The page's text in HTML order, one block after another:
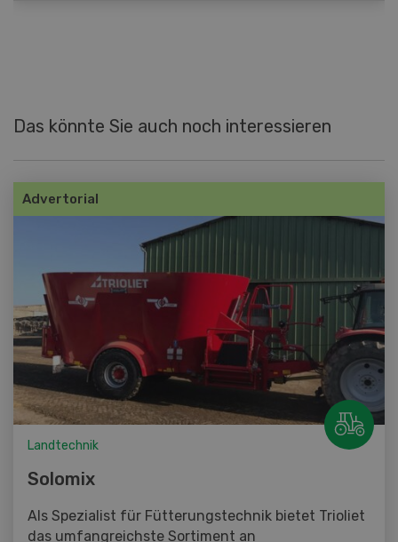
Das könnte Sie auch noch interessieren
Advertorial
Landtechnik
Solomix
Als Spezialist für Fütterungstechnik bietet Trioliet
das umfangreichste Sortiment an